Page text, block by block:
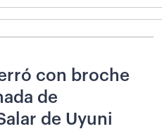
con broche
de
de Uyuni